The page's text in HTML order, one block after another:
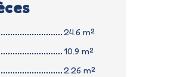
24.6 m²
10.9 m²
2.26 m²